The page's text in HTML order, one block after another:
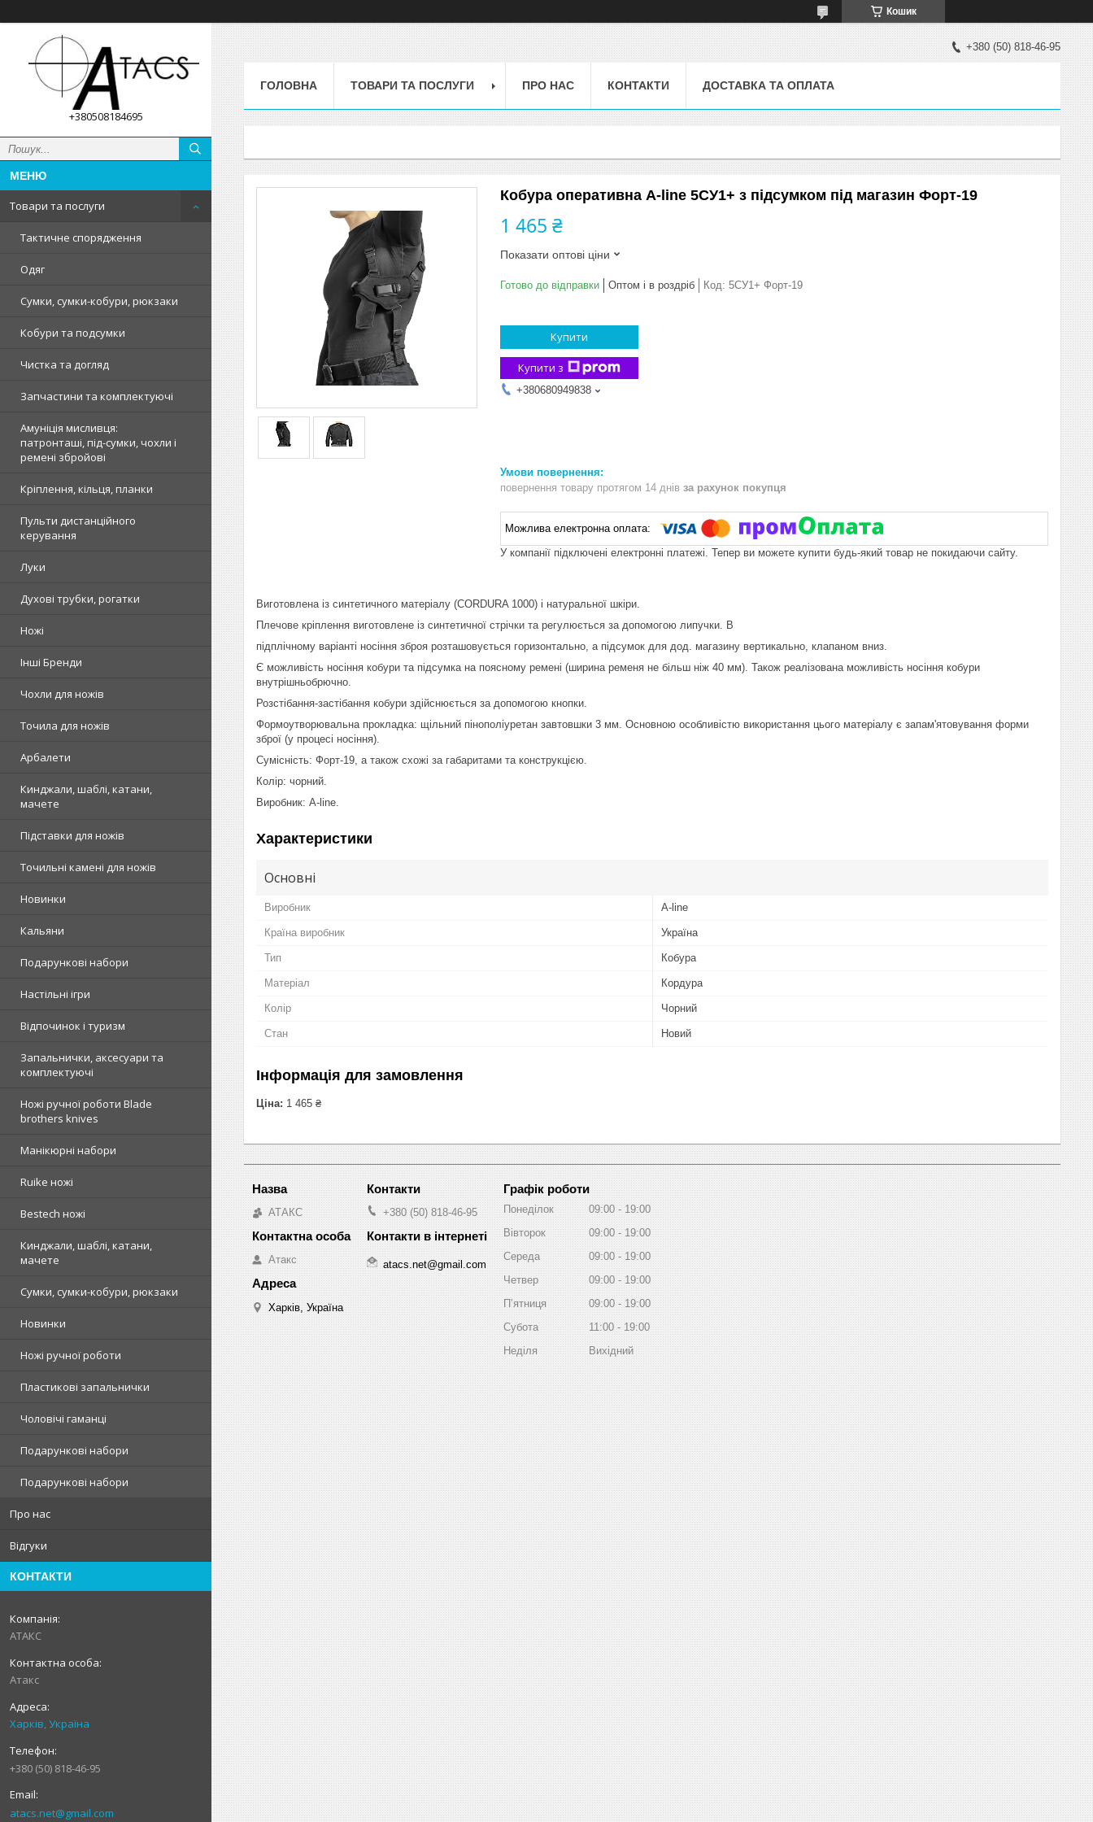
Кошик
+380508184695
Товари та послуги
Тактичне спорядження
Одяг
Сумки, сумки-кобури, рюкзаки
Кобури та подсумки
Чистка та догляд
Запчастини та комплектуючі
Амуніція мисливця:
патронташі, під-сумки, чохли і
ремені збройові
Кріплення, кільця, планки
Пульти дистанційного
керування
Луки
Духові трубки, рогатки
Ножі
Інші Бренди
Чохли для ножів
Точила для ножів
Арбалети
Кинджали, шаблі, катани,
мачете
Підставки для ножів
Точильні камені для ножів
Новинки
Кальяни
Подарункові набори
Настільні ігри
Відпочинок і туризм
Запальнички, аксесуари та
комплектуючі
Ножі ручної роботи Blade
brothers knives
Манікюрні набори
Ruike ножі
Bestech ножі
Кинджали, шаблі, катани,
мачете
Сумки, сумки-кобури, рюкзаки
Новинки
Ножі ручної роботи
Пластикові запальнички
Чоловічі гаманці
Подарункові набори
Подарункові набори
Про нас
Відгуки
КОНТАКТИ
АТАКС
Атакс
Харків, Україна
+380 (50) 818-46-95
atacs.net@gmail.com
+380 (50) 818-46-95
ГОЛОВНА ТОВАРИ ТА ПОСЛУГИ ПРО НАС КОНТАКТИ ДОСТАВКА ТА ОПЛАТА
Кобура оперативна A-line 5СУ1+ з підсумком під магазин Форт-19
1 465 ₴
Показати оптові ціни
Готово до відправки Оптом і в роздріб Код: 5СУ1+ Форт-19
Купити
Купити з
+380680949838
повернення товару протягом 14 днів за рахунок покупця
У компанії підключені електронні платежі. Тепер ви можете купити будь-який товар не покидаючи сайту.
Виготовлена із синтетичного матеріалу (CORDURA 1000) і натуральної шкіри.
Плечове кріплення виготовлене із синтетичної стрічки та регулюється за допомогою липучки. В
підплічному варіанті носіння зброя розташовується горизонтально, а підсумок для дод. магазину вертикально, клапаном вниз.
Є можливість носіння кобури та підсумка на поясному ремені (ширина ременя не більш ніж 40 мм). Також реалізована можливість носіння кобури
внутрішньобрючно.
Розстібання-застібання кобури здійснюється за допомогою кнопки.
Формоутворювальна прокладка: щільний пінополіуретан завтовшки 3 мм. Основною особливістю використання цього матеріалу є запам'ятовування форми
зброї (у процесі носіння).
Сумісність: Форт-19, а також схожі за габаритами та конструкцією.
Колір: чорний.
Виробник: A-line.
Характеристики
Основні
Виробник A-line
Країна виробник Україна
Тип Кобура
Матеріал Кордура
Колір Чорний
Стан Новий
Інформація для замовлення
Ціна: 1 465 ₴
АТАКС
Атакс
Харків, Україна
+380 (50) 818-46-95
atacs.net@gmail.com
Графік роботи
Понеділок 09:00
19:00
Вівторок
09:00
19:00
Середа
09:00
19:00
Четвер
09:00
19:00
Пʼятниця
09:00
19:00
Субота
11:00
19:00
Неділя
Вихідний